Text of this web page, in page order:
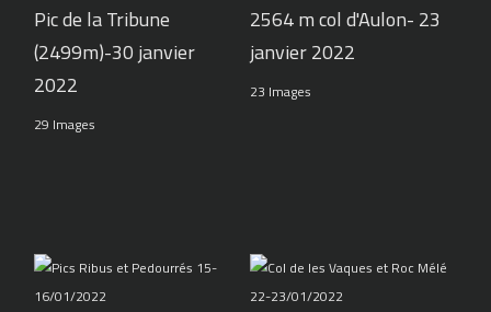
Pic de la Tribune
(2499m)-30 janvier
2022
29 Images
2564 m col d'Aulon- 23
janvier 2022
23 Images